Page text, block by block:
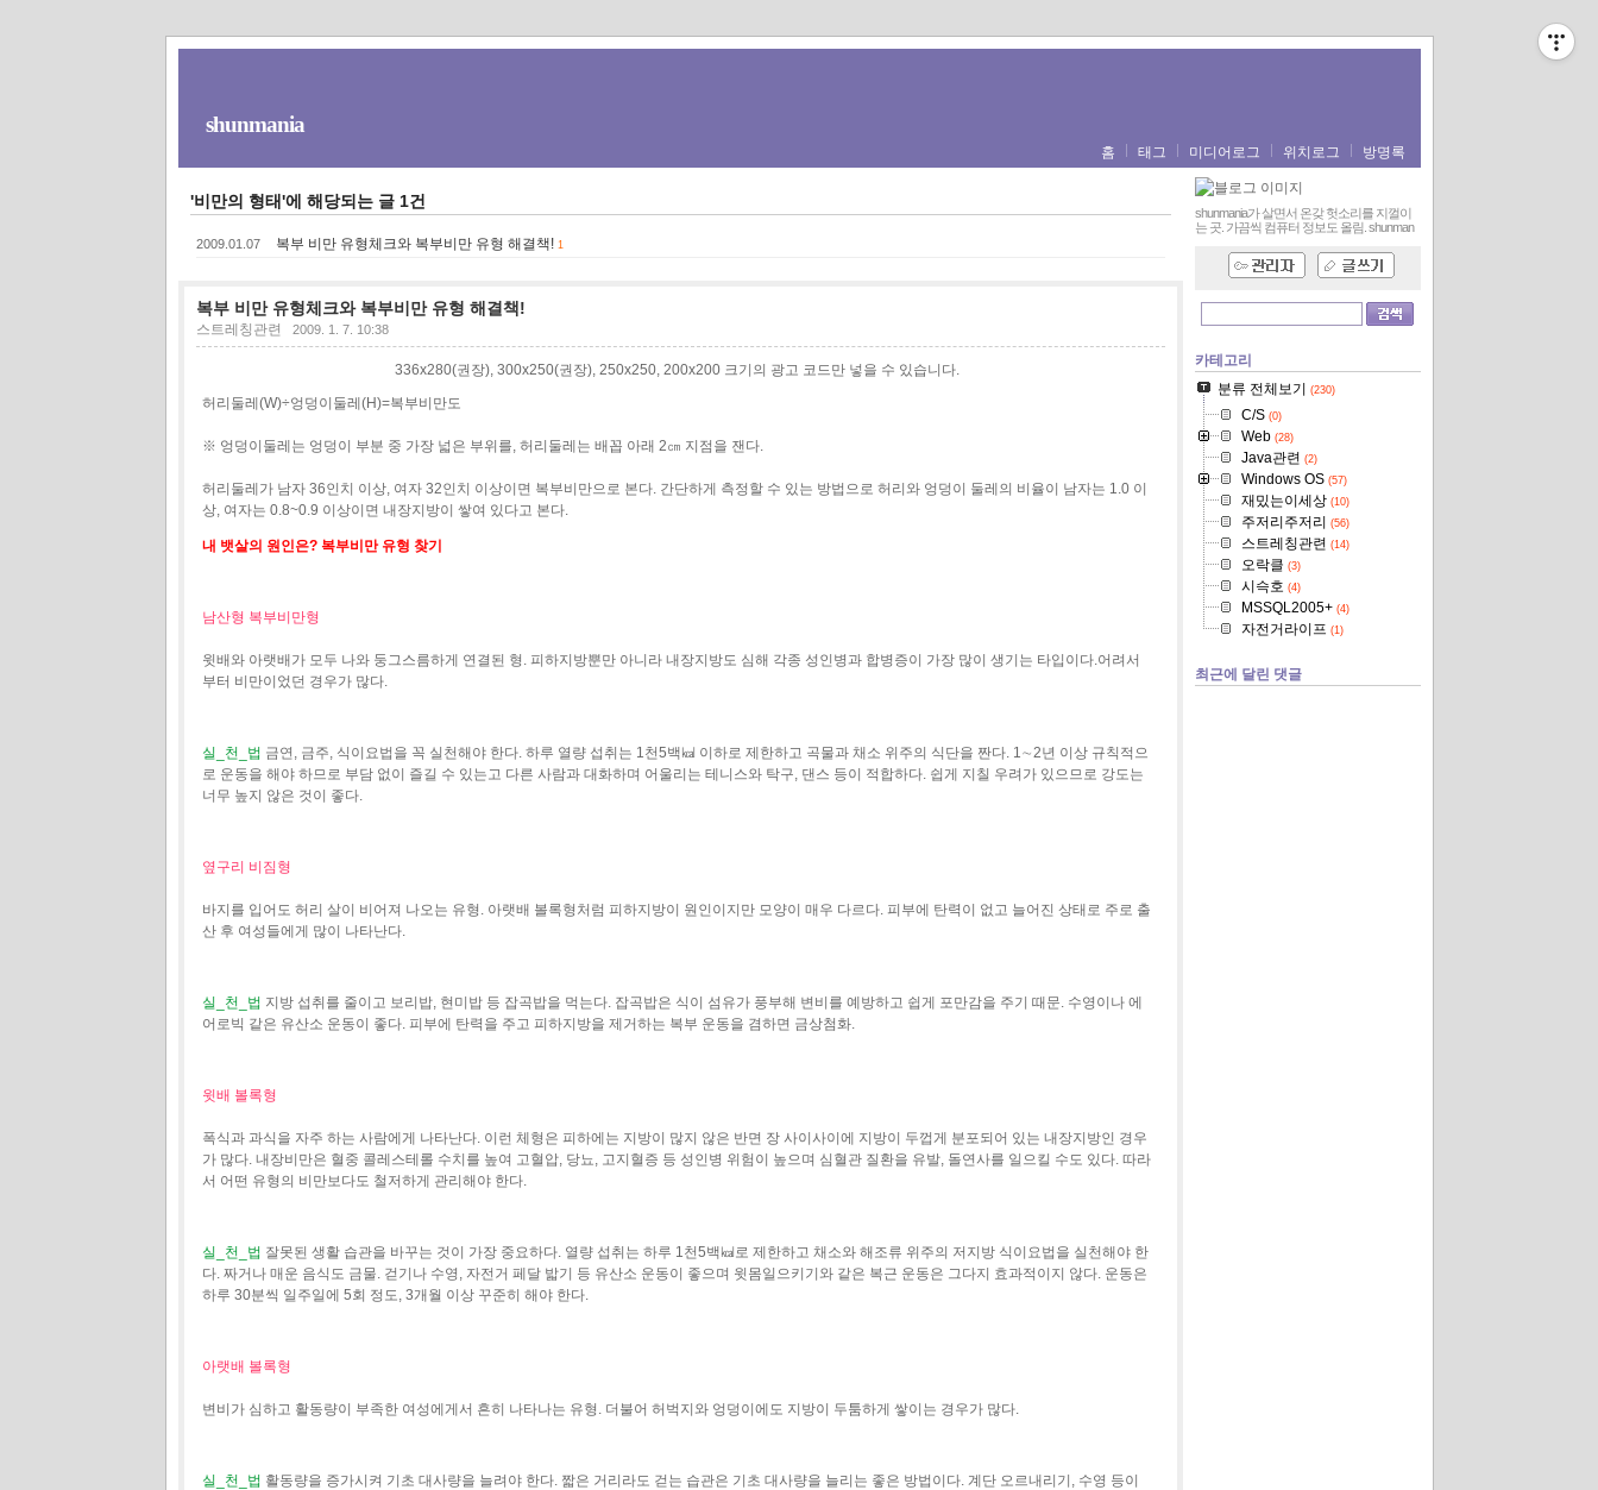
shunmania
홈 태그 미디어로그 위치로그 방명록
'비만의 형태'에 해당되는 글 1건
2009.01.07 복부 비만 유형체크와 복부비만 유형 해결책! 1
복부 비만 유형체크와 복부비만 유형 해결책!
스트레칭관련 2009. 1. 7. 10:38
336x280(권장), 300x250(권장), 250x250, 200x200 크기의 광고 코드만 넣을 수 있습니다.
허리둘레(W)÷엉덩이둘레(H)=복부비만도
※ 엉덩이둘레는 엉덩이 부분 중 가장 넓은 부위를, 허리둘레는 배꼽 아래 2㎝ 지점을 잰다.
허리둘레가 남자 36인치 이상, 여자 32인치 이상이면 복부비만으로 본다. 간단하게 측정할 수 있는 방법으로 허리와 엉덩이 둘레의 비율이 남자는 1.0 이
상, 여자는 0.8~0.9 이상이면 내장지방이 쌓여 있다고 본다.
내 뱃살의 원인은? 복부비만 유형 찾기
남산형 복부비만형
윗배와 아랫배가 모두 나와 둥그스름하게 연결된 형. 피하지방뿐만 아니라 내장지방도 심해 각종 성인병과 합병증이 가장 많이 생기는 타입이다.어려서
부터 비만이었던 경우가 많다.
실_천_법 금연, 금주, 식이요법을 꼭 실천해야 한다. 하루 열량 섭취는 1천5백㎉ 이하로 제한하고 곡물과 채소 위주의 식단을 짠다. 1∼2년 이상 규칙적으
로 운동을 해야 하므로 부담 없이 즐길 수 있는고 다른 사람과 대화하며 어울리는 테니스와 탁구, 댄스 등이 적합하다. 쉽게 지칠 우려가 있으므로 강도는
너무 높지 않은 것이 좋다.
옆구리 비짐형
바지를 입어도 허리 살이 비어져 나오는 유형. 아랫배 볼록형처럼 피하지방이 원인이지만 모양이 매우 다르다. 피부에 탄력이 없고 늘어진 상태로 주로 출
산 후 여성들에게 많이 나타난다.
실_천_법 지방 섭취를 줄이고 보리밥, 현미밥 등 잡곡밥을 먹는다. 잡곡밥은 식이 섬유가 풍부해 변비를 예방하고 쉽게 포만감을 주기 때문. 수영이나 에
어로빅 같은 유산소 운동이 좋다. 피부에 탄력을 주고 피하지방을 제거하는 복부 운동을 겸하면 금상첨화.
윗배 볼록형
폭식과 과식을 자주 하는 사람에게 나타난다. 이런 체형은 피하에는 지방이 많지 않은 반면 장 사이사이에 지방이 두껍게 분포되어 있는 내장지방인 경우
가 많다. 내장비만은 혈중 콜레스테롤 수치를 높여 고혈압, 당뇨, 고지혈증 등 성인병 위험이 높으며 심혈관 질환을 유발, 돌연사를 일으킬 수도 있다. 따라
서 어떤 유형의 비만보다도 철저하게 관리해야 한다.
실_천_법 잘못된 생활 습관을 바꾸는 것이 가장 중요하다. 열량 섭취는 하루 1천5백㎉로 제한하고 채소와 해조류 위주의 저지방 식이요법을 실천해야 한
다. 짜거나 매운 음식도 금물. 걷기나 수영, 자전거 페달 밟기 등 유산소 운동이 좋으며 윗몸일으키기와 같은 복근 운동은 그다지 효과적이지 않다. 운동은
하루 30분씩 일주일에 5회 정도, 3개월 이상 꾸준히 해야 한다.
아랫배 볼록형
변비가 심하고 활동량이 부족한 여성에게서 흔히 나타나는 유형. 더불어 허벅지와 엉덩이에도 지방이 두툼하게 쌓이는 경우가 많다.
실_천_법 활동량을 증가시켜 기초 대사량을 늘려야 한다. 짧은 거리라도 걷는 습관은 기초 대사량을 늘리는 좋은 방법이다. 계단 오르내리기, 수영 등이
shunmania가 살면서 온갖 헛소리를 지껄이
는 곳. 가끔씩 컴퓨터 정보도 올림. shunman
카테고리
분류 전체보기
(230)
C/S(0)
Web(28)
Java관련 (2)
Windows OS(57)
재밌는이세상(10)
주저리주저리 (56)
스트레칭관련 (14)
오락클 (3)
시슥호 (4)
MSSQL2005+(4)
자전거라이프 (1)
최근에 달린 댓글